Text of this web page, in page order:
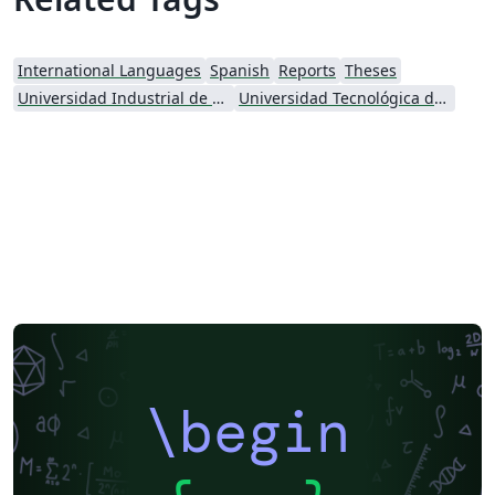
International Languages Spanish Reports Theses
Universidad Industrial de Santander (UIS)
Universidad Tecnológica de Pereira
\begin